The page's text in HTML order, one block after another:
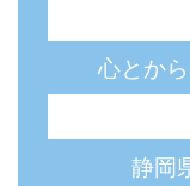
心とか
静岡